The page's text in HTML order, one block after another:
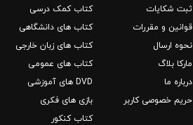
ثبت شکایات
قوانین و مقررات
نحوه ارسال
مارکا بلاگ
درباره ما
حریم خصوصی کاربر
کتاب کمک درسی
کتاب های دانشگاهی
کتاب های زبان خارجی
کتاب های عمومی
DVD های آموزشی
بازی های فکری
کتاب کنکور